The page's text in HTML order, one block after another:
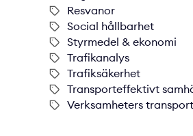
Resvanor
Social hållbarhet
Styrmedel & ekonomi
Trafikanalys
Trafiksäkerhet
Transporteffektivt
Verksamheters